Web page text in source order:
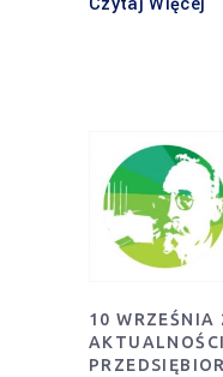
10 WRZEŚNIA
AKTUALNOŚCI